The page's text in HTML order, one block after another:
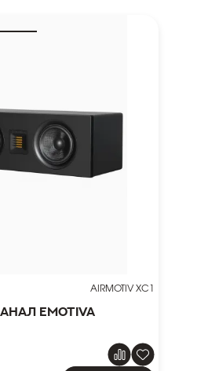
AIRMOTIV XC1
Emotiva